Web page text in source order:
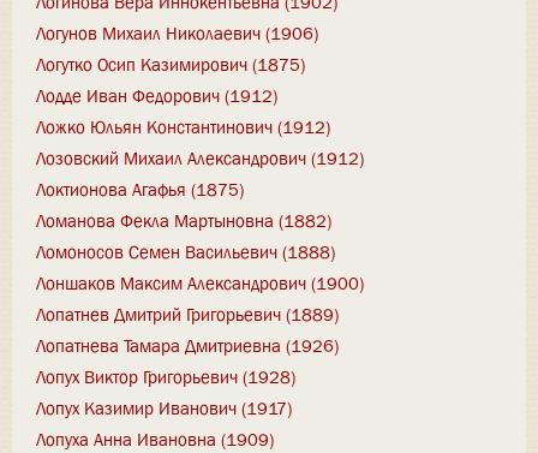
Логунов Михаил Николаевич (1906)
Логутко Осип Казимирович (1875)
Лодде Иван Федорович (1912)
Ложко Юльян Константинович (1912)
Лозовский Михаил Александрович (1912)
Локтионова Агафья (1875)
Ломанова Фекла Мартыновна (1882)
Ломоносов Семен Васильевич (1888)
Лоншаков Максим Александрович (1900)
Лопатнев Дмитрий Григорьевич (1889)
Лопатнева Тамара Дмитриевна (1926)
Лопух Виктор Григорьевич (1928)
Лопух Казимир Иванович (1917)
Лопуха Анна Ивановна (1909)